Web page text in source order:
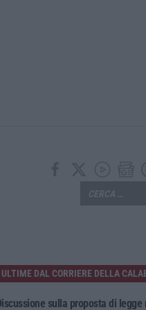
Sarebbe delittuoso
ULTIME DAL CORRIERE DELLA
sulla proposta di legge